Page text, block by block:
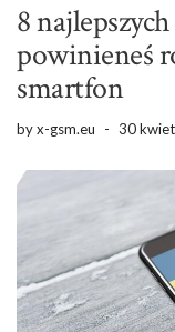
8
powinieneś
smartfon
byx-gsm.eu - 30